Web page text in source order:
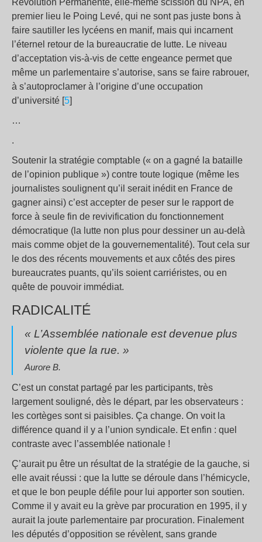
premier lieu le Poing Levé, qui ne sont pas juste bons à
faire sautiller les lycéens en manif, mais qui incarnent
l’éternel retour de la bureaucratie de lutte. Le niveau
d’acceptation vis-à-vis de cette engeance permet que
même un parlementaire s’autorise, sans se faire rabrouer,
à s’autoproclamer à l’origine d’une occupation
d’université [5]
…
.
Soutenir la stratégie comptable (« on a gagné la bataille
de l’opinion publique ») contre toute logique (même les
journalistes soulignent qu’il serait inédit en France de
gagner ainsi) c’est accepter de peser sur le rapport de
force à seule fin de revivification du fonctionnement
démocratique (la lutte non plus pour dessiner un au-delà
mais comme objet de la gouvernementalité). Tout cela sur
le dos des récents mouvements et aux côtés des pires
bureaucrates puants, qu’ils soient carriéristes, ou en
quête de pouvoir immédiat.
RADICALITÉ
« L’Assemblée nationale est devenue plus
violente que la rue. »
Aurore B.
C’est un constat partagé par les participants, très
largement souligné, dès le départ, par les observateurs :
les cortèges sont si paisibles. Ça change. On voit la
différence quand il y a l’union syndicale. Et enfin : quel
contraste avec l’assemblée nationale !
Ç’aurait pu être un résultat de la stratégie de la gauche, si
elle avait réussi : que la lutte se déroule dans l’hémicycle,
et que le bon peuple défile pour lui apporter son soutien.
Comme il y avait eu la grève par procuration en 1995, il y
aurait la joute parlementaire par procuration. Finalement
les députés d’opposition se révèlent, sans grande